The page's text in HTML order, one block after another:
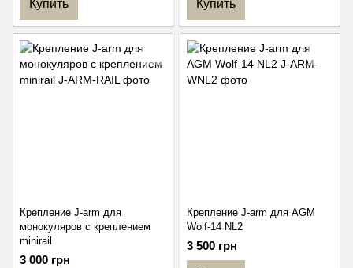
Купить Купить
Крепление J-arm для
монокуляров с креплением
minirail
3 000 грн
Крепление J-arm для AGM
Wolf-14 NL2
3 500 грн